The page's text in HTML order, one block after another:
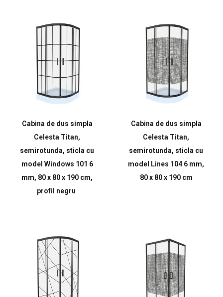
Cabina de dus simpla
Celesta Titan,
semirotunda, sticla cu
model Windows 101 6
mm, 80 x 80 x 190 cm,
profil negru
Cabina de dus simpla
Celesta Titan,
semirotunda, sticla cu
model Lines 104 6 mm,
80 x 80 x 190 cm